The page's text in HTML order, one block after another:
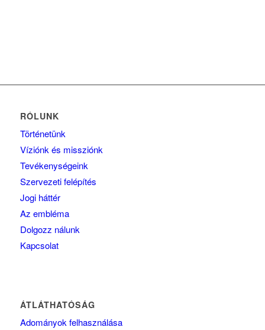
RÓLUNK
Történetünk
Víziónk és missziónk
Tevékenységeink
Szervezeti felépítés
Jogi háttér
Az embléma
Dolgozz nálunk
Kapcsolat
ÁTLÁTHATÓSÁG
Adományok felhasználása